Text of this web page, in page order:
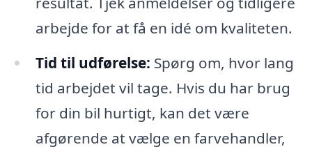
arbejde for at få en idé om kvaliteten.
Tid til udførelse: Spørg om, hvor lang
tid arbejdet vil tage. Hvis du har brug
for din bil hurtigt, kan det være
afgørende at vælge en farvehandler,